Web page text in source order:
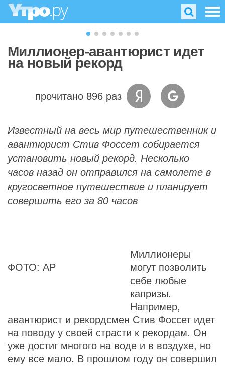
Миллионер-авантюрист идет
на новый рекорд
прочитано 896 раз
Известный на весь мир путешественник и
авантюрист Стив Фоссет собирается
установить новый рекорд. Несколько
часов назад он отправился на самолете в
кругосветное путешествие и планирует
совершить его за 80 часов
ФОТО: AP
Миллионеры
могут позволить
себе любые
капризы.
Например,
авантюрист и рекордсмен Стив Фоссет идет
на поводу у своей страсти к рекордам. Он
уже достиг многого на воде и в воздухе, но
ему все мало. В прошлом году он совершил